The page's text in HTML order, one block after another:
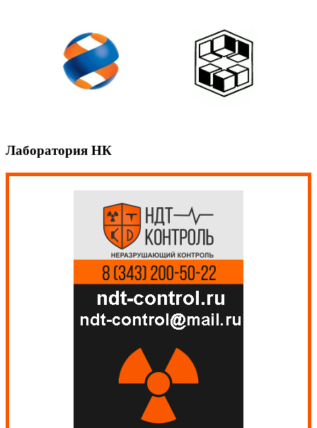
Лаборатория НК